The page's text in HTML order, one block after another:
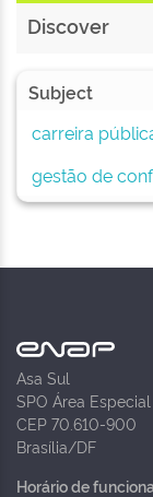
Discover
Subject
carreira
gestão de
Asa Sul
SPO Área
CEP 70.610-900
Brasília/DF
Horário de